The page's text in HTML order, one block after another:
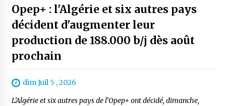
Opep+ : l'Algérie et six autres pays
décident d'augmenter leur
production de 188.000 b/j dès août
prochain
dim Juil 5 , 2026
L’Algérie et six autres pays de l’Opep+ ont décidé, dimanche,